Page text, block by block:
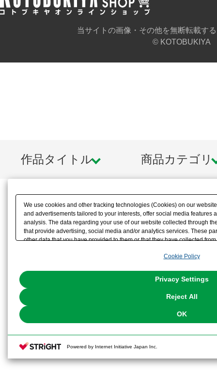
当サイトの画像・その他を無断転載す
© KOTOBUKIYA
作品タイトル 商品カテゴリ
We use cookies and other tracking technologies (Cookies) on our
and advertisements tailored to your interests, offer social media features
analysis. The data regarding your use of our website collected through
that provide advertising, social media and/or analytics services. These
other data that you have provided to them or that they have collected
the use of all Cookies except for Strictly Necessary Cookies, please
You can change your consent or rejection settings at any time via
Cookie Policy
Privacy Settings
Reject All
OK
Powered by Internet Initiative Japan Inc.